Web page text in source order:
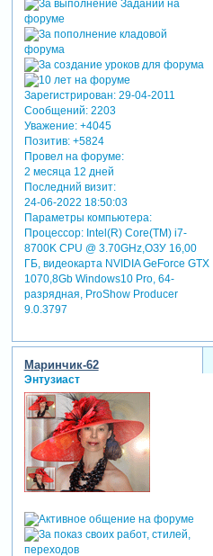
Зарегистрирован: 29-04-2011
Сообщений:2203
Уважение: +4045
Позитив: +5824
Провел на форуме:
2 месяца 12 дней
Последний визит:
24-06-2022 18:50:03
Параметры компьютера:
Процессор: Intel(R) Core(TM) i7-
8700K CPU @ 3.70GHz,ОЗУ 16,00
ГБ, видеокарта NVIDIA GeForce GTX
1070,8Gb Windows10 Pro, 64-
разрядная, ProShow Producer
9.0.3797
Маринчик-62
Энтузиаст